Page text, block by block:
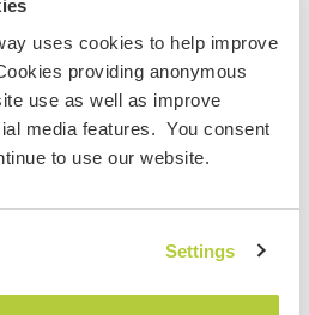
uses cookies to help improve
providing anonymous
use as well as improve
media features. You consent
to use our website.
Settings